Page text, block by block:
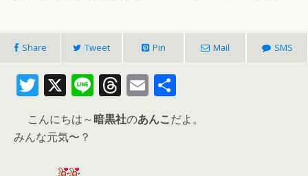
Share Tweet Pin Mail SMS
T
w
itt
er
X Li
n
e
T
h
re
E
m
ai
有
こんにちは～暗黒社のあんこだよ。
みんな元気〜？